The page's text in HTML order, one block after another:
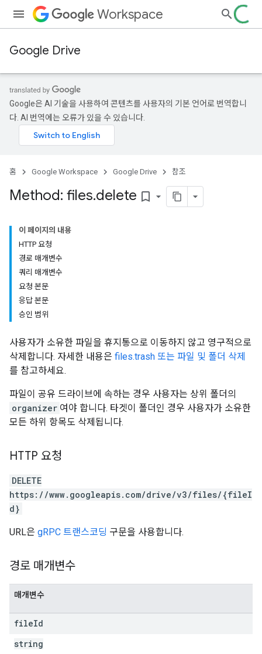
Workspace
Google Drive
Google은 AI 기술을 사용하여 콘텐츠를 사용자의 기본 언어로 번역합니
다. AI 번역에는 오류가 있을 수 있습니다.
홈 Google Workspace Google Drive 참조
Method: files.delete bookmark_border
이 페이지의 내용
HTTP 요청
경로 매개변수
쿼리 매개변수
요청 본문
응답 본문
승인 범위
사용자가 소유한 파일을 휴지통으로 이동하지 않고 영구적으로
삭제합니다. 자세한 내용은 files.trash 또는 파일 및 폴더 삭제
를 참고하세요.
파일이 공유 드라이브에 속하는 경우 사용자는 상위 폴더의
organizer 여야 합니다. 타겟이 폴더인 경우 사용자가 소유한
모든 하위 항목도 삭제됩니다.
HTTP 요청
DELETE
https://www.googleapis.com/drive/v3/files/{fileI
d}
URL은 gRPC 트랜스코딩 구문을 사용합니다.
경로 매개변수
매개변수
fileId
string